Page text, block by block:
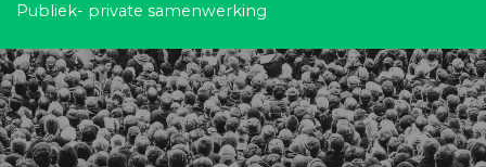
Publiek- private samenwerking